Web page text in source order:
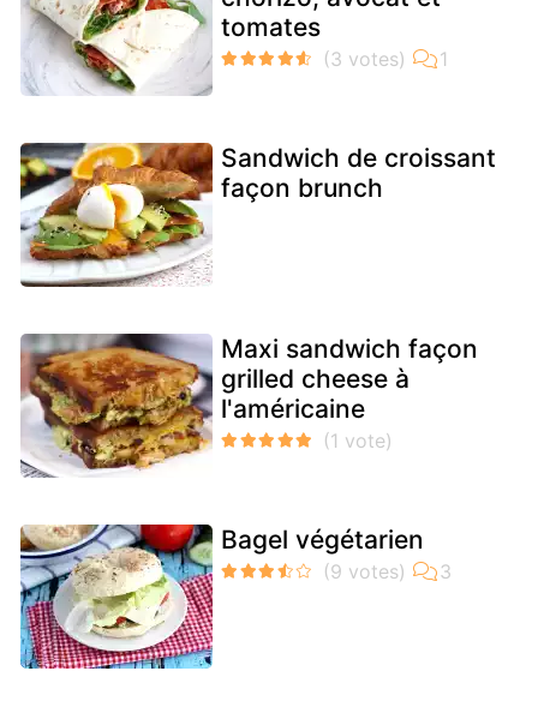
tomates
Sandwich de croissant
façon brunch
Maxi sandwich façon
grilled cheese à
l'américaine
Bagel végétarien